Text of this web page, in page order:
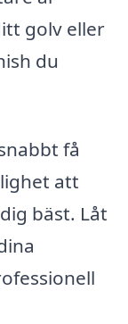
golv eller
du
få
att
bäst. Låt